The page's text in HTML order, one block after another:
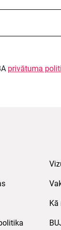
privātuma
Kā